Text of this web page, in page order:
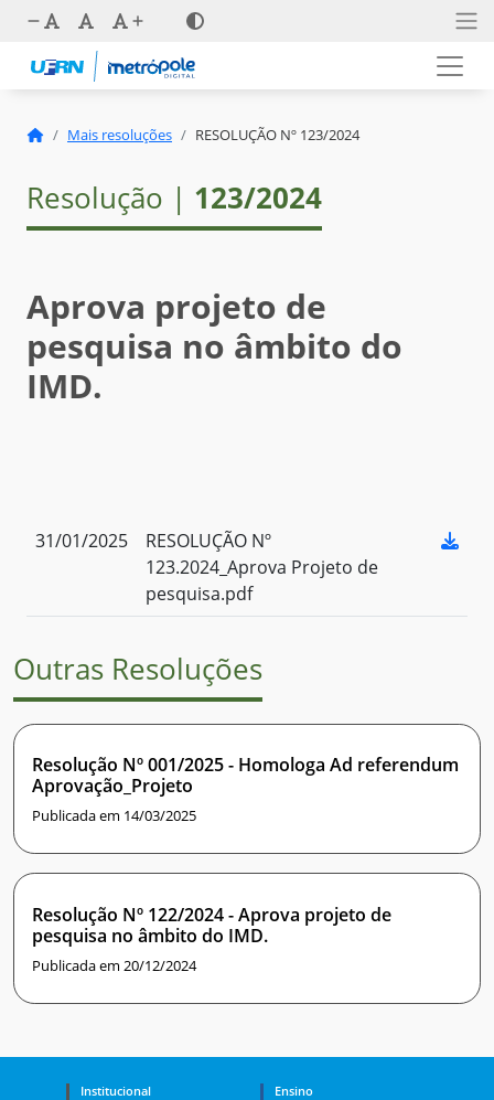
Mais resoluções RESOLUÇÃO Nº 123/2024
Resolução | 123/2024
Aprova projeto de
pesquisa no âmbito do
IMD.
31/01/2025
RESOLUÇÃO Nº
123.2024_Aprova Projeto de
pesquisa.pdf
Outras Resoluções
Resolução Nº 001/2025 - Homologa Ad referendum
Aprovação_Projeto
Publicada em 14/03/2025
Resolução Nº 122/2024 - Aprova projeto de
pesquisa no âmbito do IMD.
Publicada em 20/12/2024
Institucional
Ensino